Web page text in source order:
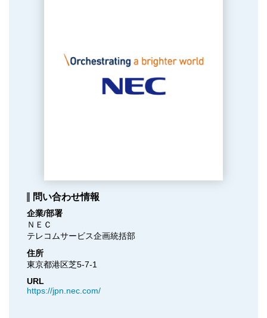
問い合わせ情報
企業/部署
ＮＥＣ
テレコムサービス企画統括部
住所
東京都港区芝5-7-1
URL
https://jpn.nec.com/